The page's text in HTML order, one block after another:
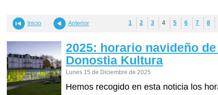
Inicio Anterior 1 2 3 4 5 6 7 8
2025: horario navideño
Donostia Kultura
Lunes 15 de Diciembre de 2025
Hemos recogido en esta noticia los